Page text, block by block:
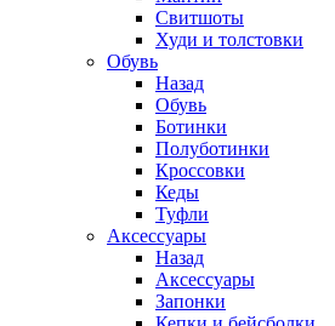
Свитшоты
Худи и толстовки
Обувь
Назад
Обувь
Ботинки
Полуботинки
Кроссовки
Кеды
Туфли
Аксессуары
Назад
Аксессуары
Запонки